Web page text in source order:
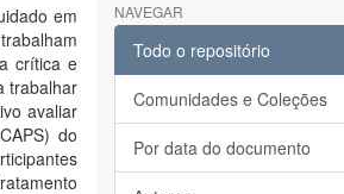
em
crítica e
trabalhar
avaliar
do
NAVEGAR
Todo o repositório
Comunidades e Coleções
Por data do documento